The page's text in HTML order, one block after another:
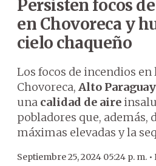
Persisten focos
en Chovoreca y
cielo chaqueño
Los focos de incendios en
Chovoreca, Alto Paraguay
una calidad de aire
pobladores que, además,
máximas elevadas y la
Septiembre 25, 2024 05:24 p. m. •